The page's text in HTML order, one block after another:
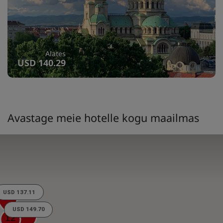
Alates
USD 140.29
Avastage meie hotelle kogu maailmas
USD 137.11
USD 149.70
13
12
4